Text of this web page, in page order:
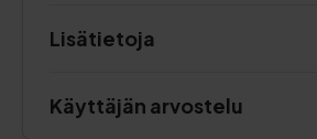
Lisätietoja
Käyttäjän arvostelu